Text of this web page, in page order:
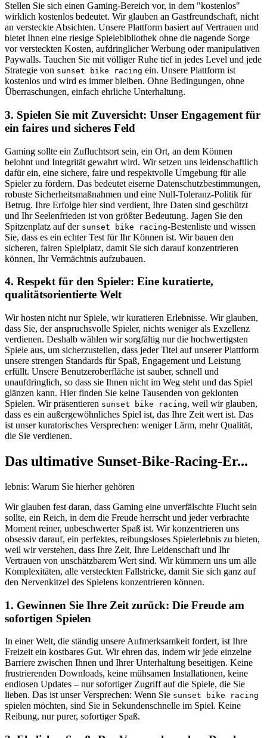
Stellen Sie sich einen Gaming-Bereich vor, in dem "kostenlos"
wirklich kostenlos bedeutet. Wir glauben an Gastfreundschaft, nicht
an versteckte Absichten. Unsere Plattform basiert auf Vertrauen und
bietet Ihnen eine riesige Spielebibliothek ohne die nagende Sorge
vor versteckten Kosten, aufdringlicher Werbung oder manipulativen
Paywalls. Tauchen Sie mit völliger Ruhe tief in jedes Level und jede
Strategie von sunset bike racing ein. Unsere Plattform ist
kostenlos und wird es immer bleiben. Ohne Bedingungen, ohne
Überraschungen, einfach ehrliche Unterhaltung.
3. Spielen Sie mit Zuversicht: Unser Engagement für
ein faires und sicheres Feld
Gaming sollte ein Zufluchtsort sein, ein Ort, an dem Können
belohnt und Integrität gewahrt wird. Wir setzen uns leidenschaftlich
dafür ein, eine sichere, faire und respektvolle Umgebung für alle
Spieler zu fördern. Das bedeutet eiserne Datenschutzbestimmungen,
robuste Sicherheitsmaßnahmen und eine Null-Toleranz-Politik für
Betrug. Ihre Erfolge hier sind verdient, Ihre Daten sind geschützt
und Ihr Seelenfrieden ist von größter Bedeutung. Jagen Sie den
Spitzenplatz auf der sunset bike racing-Bestenliste und wissen
Sie, dass es ein echter Test für Ihr Können ist. Wir bauen den
sicheren, fairen Spielplatz, damit Sie sich darauf konzentrieren
können, Ihr Vermächtnis aufzubauen.
4. Respekt für den Spieler: Eine kuratierte,
qualitätsorientierte Welt
Wir hosten nicht nur Spiele, wir kuratieren Erlebnisse. Wir glauben,
dass Sie, der anspruchsvolle Spieler, nichts weniger als Exzellenz
verdienen. Deshalb wählen wir sorgfältig nur die hochwertigsten
Spiele aus, um sicherzustellen, dass jeder Titel auf unserer Plattform
unsere strengen Standards für Spaß, Engagement und Leistung
erfüllt. Unsere Benutzeroberfläche ist sauber, schnell und
unaufdringlich, so dass sie Ihnen nicht im Weg steht und das Spiel
glänzen kann. Hier finden Sie keine Tausenden von geklonten
Spielen. Wir präsentieren sunset bike racing, weil wir glauben,
dass es ein außergewöhnliches Spiel ist, das Ihre Zeit wert ist. Das
ist unser kuratorisches Versprechen: weniger Lärm, mehr Qualität,
die Sie verdienen.
Das ultimative Sunset-Bike-Racing-Er...
lebnis: Warum Sie hierher gehören
Wir glauben fest daran, dass Gaming eine unverfälschte Flucht sein
sollte, ein Reich, in dem die Freude herrscht und jeder verbrachte
Moment reiner, unbeschwerter Spaß ist. Wir konzentrieren uns
obsessiv darauf, ein perfektes, reibungsloses Spielerlebnis zu bieten,
weil wir verstehen, dass Ihre Zeit, Ihre Leidenschaft und Ihr
Vertrauen von unschätzbarem Wert sind. Wir kümmern uns um alle
Komplexitäten, alle versteckten Fallstricke, damit Sie sich ganz auf
den Nervenkitzel des Spielens konzentrieren können.
1. Gewinnen Sie Ihre Zeit zurück: Die Freude am
sofortigen Spielen
In einer Welt, die ständig unsere Aufmerksamkeit fordert, ist Ihre
Freizeit ein kostbares Gut. Wir ehren das, indem wir jede einzelne
Barriere zwischen Ihnen und Ihrer Unterhaltung beseitigen. Keine
frustrierenden Downloads, keine mühsamen Installationen, keine
endlosen Updates – nur sofortiger Zugriff auf die Spiele, die Sie
lieben. Das ist unser Versprechen: Wenn Sie sunset bike racing
spielen möchten, sind Sie in Sekundenschnelle im Spiel. Keine
Reibung, nur purer, sofortiger Spaß.